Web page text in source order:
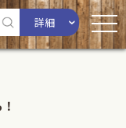
詳細